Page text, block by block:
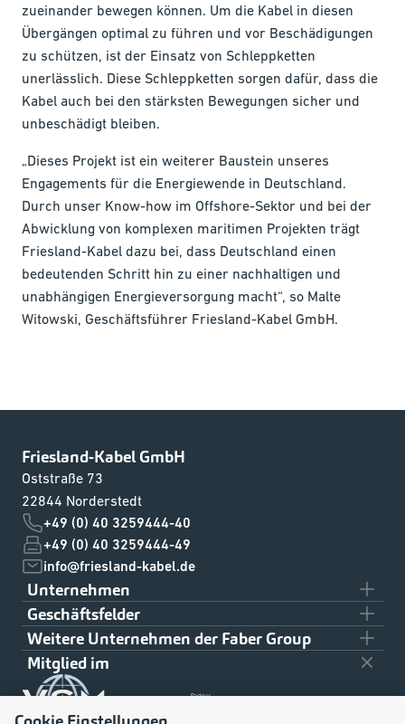
zueinander bewegen können. Um die Kabel in diesen
Übergängen optimal zu führen und vor Beschädigungen
zu schützen, ist der Einsatz von Schleppketten
unerlässlich. Diese Schleppketten sorgen dafür, dass die
Kabel auch bei den stärksten Bewegungen sicher und
unbeschädigt bleiben.
„Dieses Projekt ist ein weiterer Baustein unseres
Engagements für die Energiewende in Deutschland.
Durch unser Know-how im Offshore-Sektor und bei der
Abwicklung von komplexen maritimen Projekten trägt
Friesland-Kabel dazu bei, dass Deutschland einen
bedeutenden Schritt hin zu einer nachhaltigen und
unabhängigen Energieversorgung macht“, so Malte
Witowski, Geschäftsführer Friesland-Kabel GmbH.
Friesland-Kabel GmbH
Oststraße 73
22844 Norderstedt
+49 (0) 40 3259444-40
+49 (0) 40 3259444-49
info@friesland-kabel.de
Unternehmen
Team
Über uns
Downloads
Geschäftsfelder
Ziviler Schiffbau
Militärischer Schiffbau
Weitere Unternehmen der Faber Group
Klaus Faber AG
Mitglied im